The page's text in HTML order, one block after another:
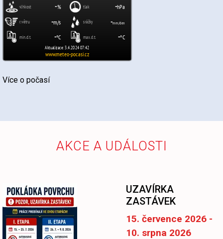
Více o počasí
AKCE A UDÁLOSTI
UZAVÍRKA
ZASTÁVEK
15. července 2026 -
10. srpna 2026